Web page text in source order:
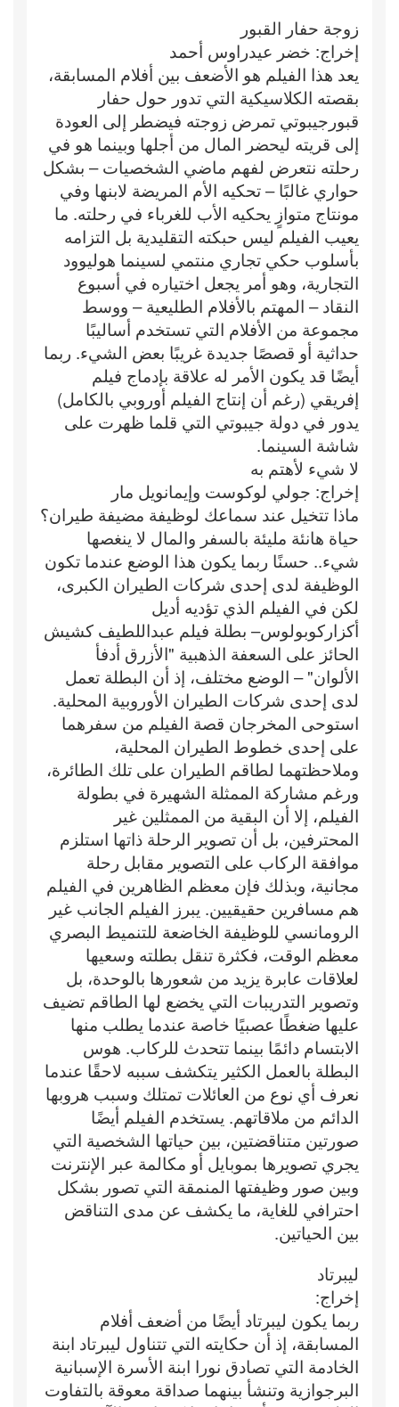
زوجة حفار القبور
إخراج: خضر عيدراوس أحمد
يعد هذا الفيلم هو الأضعف بين أفلام المسابقة،
بقصته الكلاسيكية التي تدور حول حفار
قبورجيبوتي تمرض زوجته فيضطر إلى العودة
إلى قريته ليحضر المال من أجلها وبينما هو في
رحلته نتعرض لفهم ماضي الشخصيات – بشكل
حواري غالبًا – تحكيه الأم المريضة لابنها وفي
مونتاج متوازٍ يحكيه الأب للغرباء في رحلته. ما
يعيب الفيلم ليس حبكته التقليدية بل التزامه
بأسلوب حكي تجاري منتمي لسينما هوليوود
التجارية، وهو أمر يجعل اختياره في أسبوع
النقاد – المهتم بالأفلام الطليعية – ووسط
مجموعة من الأفلام التي تستخدم أساليبًا
حداثية أو قصصًا جديدة غريبًا بعض الشيء. ربما
أيضًا قد يكون الأمر له علاقة بإدماج فيلم
إفريقي (رغم أن إنتاج الفيلم أوروبي بالكامل)
يدور في دولة جيبوتي التي قلما ظهرت على
شاشة السينما.
لا شيء لأهتم به
إخراج: جولي لوكوست وإيمانويل مار
ماذا تتخيل عند سماعك لوظيفة مضيفة طيران؟
حياة هانئة مليئة بالسفر والمال لا ينغصها
شيء.. حسنًا ربما يكون هذا الوضع عندما تكون
الوظيفة لدى إحدى شركات الطيران الكبرى،
لكن في الفيلم الذي تؤديه أديل
أكزاركوبولوس– بطلة فيلم عبداللطيف كشيش
الحائز على السعفة الذهبية "الأزرق أدفأ
الألوان" – الوضع مختلف، إذ أن البطلة تعمل
لدى إحدى شركات الطيران الأوروبية المحلية.
استوحى المخرجان قصة الفيلم من سفرهما
على إحدى خطوط الطيران المحلية،
وملاحظتهما لطاقم الطيران على تلك الطائرة،
ورغم مشاركة الممثلة الشهيرة في بطولة
الفيلم، إلا أن البقية من الممثلين غير
المحترفين، بل أن تصوير الرحلة ذاتها استلزم
موافقة الركاب على التصوير مقابل رحلة
مجانية، وبذلك فإن معظم الظاهرين في الفيلم
هم مسافرين حقيقيين. يبرز الفيلم الجانب غير
الرومانسي للوظيفة الخاضعة للتنميط البصري
معظم الوقت، فكثرة تنقل بطلته وسعيها
لعلاقات عابرة يزيد من شعورها بالوحدة، بل
وتصوير التدريبات التي يخضع لها الطاقم تضيف
عليها ضغطًا عصبيًا خاصة عندما يطلب منها
الابتسام دائمًا بينما تتحدث للركاب. هوس
البطلة بالعمل الكثير يتكشف سببه لاحقًا عندما
نعرف أي نوع من العائلات تمتلك وسبب هروبها
الدائم من ملاقاتهم. يستخدم الفيلم أيضًا
صورتين متناقضتين، بين حياتها الشخصية التي
يجري تصويرها بموبايل أو مكالمة عبر الإنترنت
وبين صور وظيفتها المنمقة التي تصور بشكل
احترافي للغاية، ما يكشف عن مدى التناقض
بين الحياتين.
ليبرتاد
إخراج:
ربما يكون ليبرتاد أيضًا من أضعف أفلام
المسابقة، إذ أن حكايته التي تتناول ليبرتاد ابنة
الخادمة التي تصادق نورا ابنة الأسرة الإسبانية
البرجوازية وتنشأ بينهما صداقة معوقة بالتفاوت